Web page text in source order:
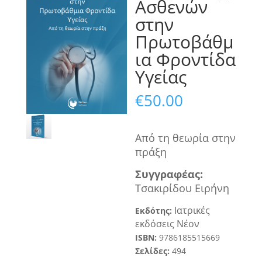
Ασθενών
στην
Πρωτοβάθμ
ια Φροντίδα
Υγείας
€50.00
Από τη θεωρία στην
πράξη
Συγγραφέας:
Τσακιρίδου Ειρήνη
Εκδότης: Ιατρικές
εκδόσεις Νέον
ISBN:9786185515669
Σελίδες:494